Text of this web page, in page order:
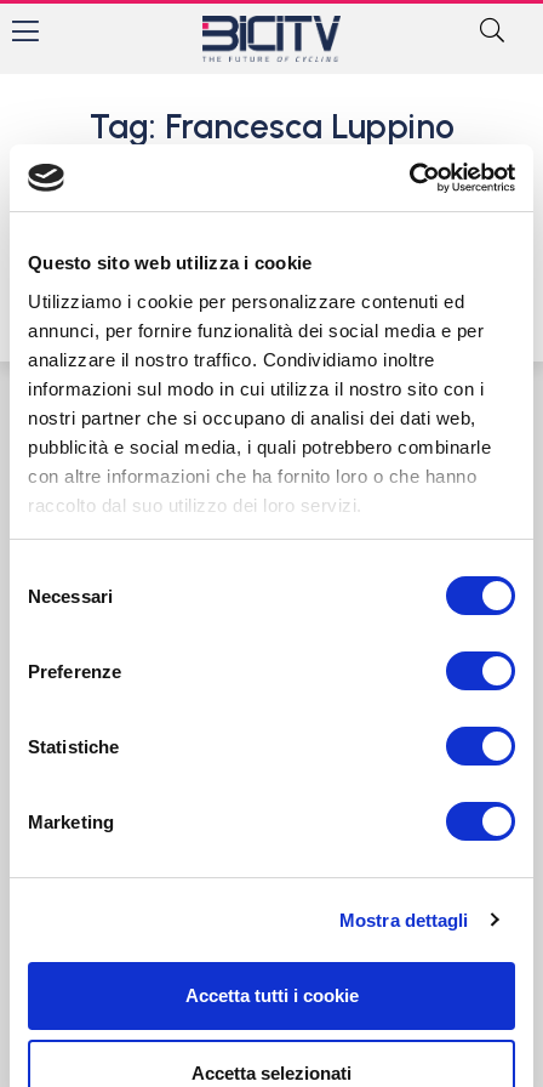
Questo sito web utilizza i cookie
Utilizziamo i cookie per personalizzare contenuti ed
annunci, per fornire funzionalità dei social media e per
analizzare il nostro traffico. Condividiamo inoltre
informazioni sul modo in cui utilizza il nostro sito con i
nostri partner che si occupano di analisi dei dati web,
pubblicità e social media, i quali potrebbero combinarle
con altre informazioni che ha fornito loro o che hanno
raccolto dal suo utilizzo dei loro servizi.
delNecessari
Preferenze
Statistiche
Marketing
Mostra dettagli
Accetta tutti i cookie
Accetta selezionati
Tag: Francesca Luppino
Ciclocross: Marco Aurelio
Albenga
26 Dicembre 2016